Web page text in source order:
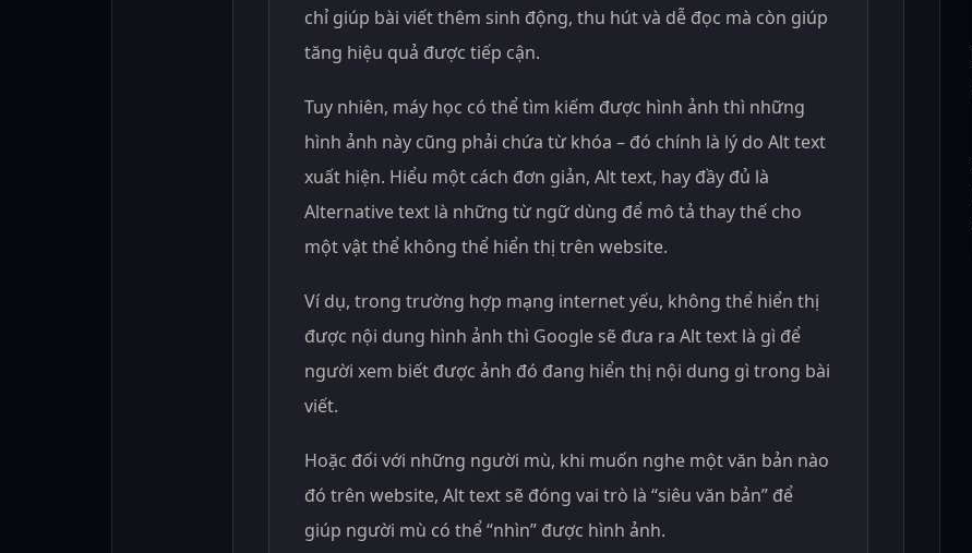
chỉ giúp bài viết thêm sinh động, thu hút và dễ đọc mà còn giúp
tăng hiệu quả được tiếp cận.
Tuy nhiên, máy học có thể tìm kiếm được hình ảnh thì những
hình ảnh này cũng phải chứa từ khóa – đó chính là lý do Alt text
xuất hiện. Hiểu một cách đơn giản, Alt text, hay đầy đủ là
Alternative text là những từ ngữ dùng để mô tả thay thế cho
một vật thể không thể hiển thị trên website.
Ví dụ, trong trường hợp mạng internet yếu, không thể hiển thị
được nội dung hình ảnh thì Google sẽ đưa ra Alt text là gì để
người xem biết được ảnh đó đang hiển thị nội dung gì trong bài
viết.
Hoặc đối với những người mù, khi muốn nghe một văn bản nào
đó trên website, Alt text sẽ đóng vai trò là “siêu văn bản” để
giúp người mù có thể “nhìn” được hình ảnh.